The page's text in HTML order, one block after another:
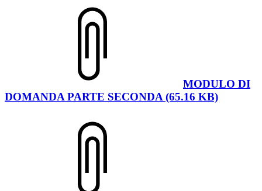
MODULO DI
DOMANDA PARTE SECONDA (65.16 KB)